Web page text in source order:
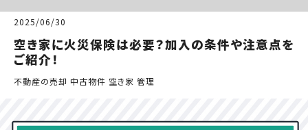
2025/06/30
空き家に火災保険は必要？加入の条件や注意点を
ご紹介！
不動産の売却 中古物件 空き家 管理